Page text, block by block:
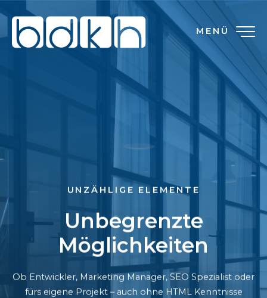
MENÜ
UNZÄHLIGE ELEMENTE
Unbegrenzte
Möglichkeiten
Ob Entwickler, Marketing Manager, SEO Spezialist oder
fürs eigene Projekt – auch ohne HTML Kenntnisse